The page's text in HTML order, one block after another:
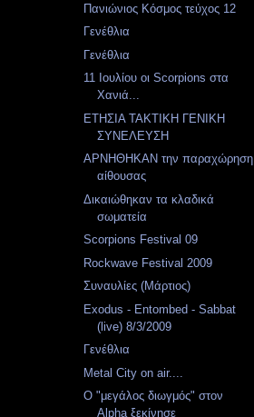
Πανιώνιος Κόσμος τεύχος 12
Γενέθλια
Γενέθλια
11 Ιουλίου οι Scorpions στα
Χανιά...
ΕΤΗΣΙΑ ΤΑΚΤΙΚΗ ΓΕΝΙΚΗ
ΣΥΝΕΛΕΥΣΗ
ΑΡΝΗΘΗΚΑΝ την παραχώρηση
αίθουσας
Δικαιώθηκαν τα κλαδικά
σωματεία
Scorpions Festival 09
Rockwave Festival 2009
Συναυλίες (Μάρτιος)
Exodus - Entombed - Sabbat
(live) 8/3/2009
Γενέθλια
Metal City on air....
O "μεγάλος διωγμός" στον
Alpha ξεκίνησε